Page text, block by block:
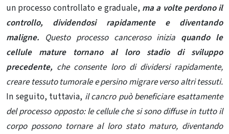
un processo controllato e graduale, ma a volte perdono il
controllo, dividendosi rapidamente e diventando
maligne. Questo processo canceroso inizia quando le
cellule mature tornano al loro stadio di sviluppo
precedente, che consente loro di dividersi rapidamente,
creare tessuto tumorale e persino migrare verso altri tessuti.
In seguito, tuttavia, il cancro può beneficiare esattamente
del processo opposto: le cellule che si sono diffuse in tutto il
corpo possono tornare al loro stato maturo, diventando